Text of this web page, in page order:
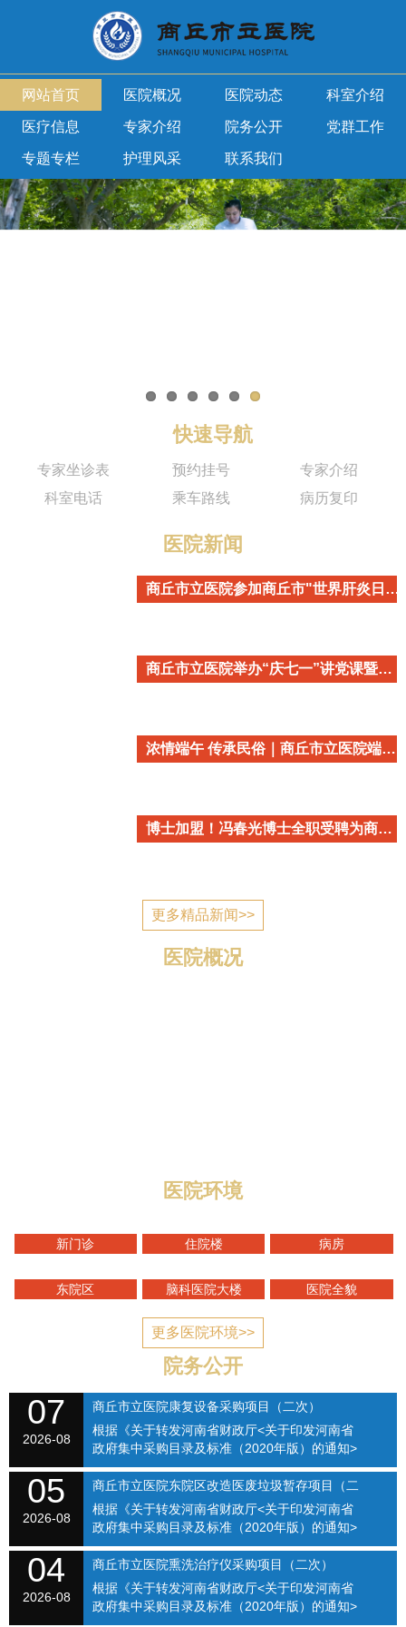
网站首页 医院概况 医院动态 科室介绍
医疗信息 专家介绍 院务公开 党群工作
专题专栏 护理风采 联系我们
快速导航
专家坐诊表 预约挂号
专家介绍
科室电话
乘车路线 病历复印
医院新闻
商丘市立医院参加商丘市"世界肝炎日"主题宣传活动
商丘市立医院举办“庆七一”讲党课暨重温入党誓词活动
浓情端午 传承民俗｜商丘市立医院端午民俗主题活动温情开启
博士加盟！冯春光博士全职受聘为商丘市立医院心血管内科学术带头人
更多精品新闻>>
医院概况
医院环境
新门诊 住院楼 病房
东院区 脑科医院大楼 医院全貌
更多医院环境>>
院务公开
07
2026-08
商丘市立医院康复设备采购项目（二次）
SQSLYY2026-074
根据《关于转发河南省财政厅<关于印发河南省
政府集中采购目录及标准（2020年版）的通知>
的通知》（商财购〔2020〕1号）和《商丘市立
医院关于修订招标采购流程的通知》（商立院字
【2021】...
05
2026-08
商丘市立医院东院区改造医废垃圾暂存项目（二
次）（SQSLYY2026-075）
根据《关于转发河南省财政厅<关于印发河南省
政府集中采购目录及标准（2020年版）的通知>
的通知》（商财购〔2020〕1号）和《商丘市立
医院关于修订招标采购流程的通知》（商立院字
【2021】...
04
2026-08
商丘市立医院熏洗治疗仪采购项目（二次）
（SQSLYY2026-076）
根据《关于转发河南省财政厅<关于印发河南省
政府集中采购目录及标准（2020年版）的通知>